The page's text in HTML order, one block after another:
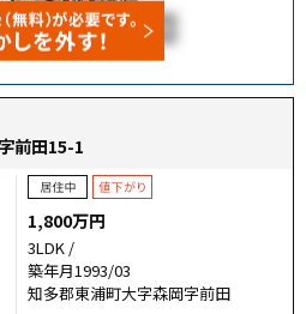
前田15-1
1,800万円
3LDK /
築年月1993/03
知多郡東浦町大字森岡字前田